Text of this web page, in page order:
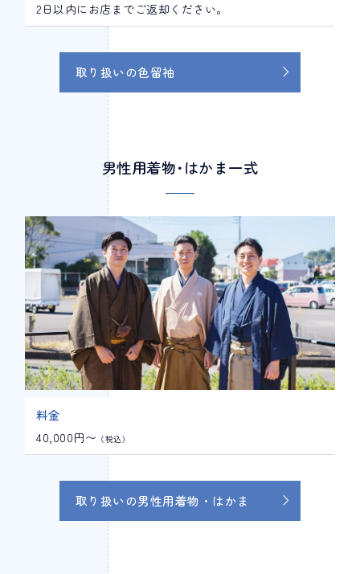
2日以内にお店までご返却ください。
取り扱いの色留袖
男性用着物･はかま一式
料金
40,000円〜 （税込）
取り扱いの男性用着物・はかま